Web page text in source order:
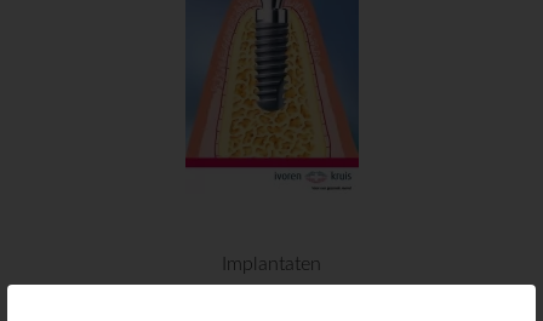
Implantaten